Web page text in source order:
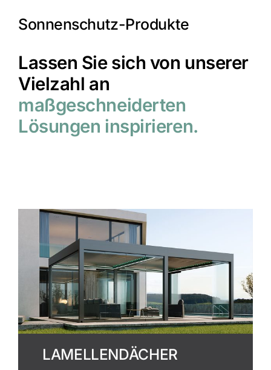
Sonnenschutz-Produkte
Lassen Sie sich von unserer
Vielzahl an
maßgeschneiderten
Lösungen inspirieren.
LAMELLENDÄCHER